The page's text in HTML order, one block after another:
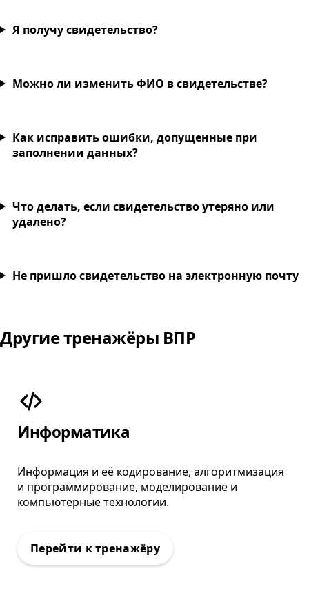
Я получу свидетельство?
Можно ли изменить ФИО в свидетельстве?
Как исправить ошибки, допущенные при
заполнении данных?
Что делать, если свидетельство утеряно или
удалено?
Не пришло свидетельство на электронную почту
Другие тренажёры ВПР
Информатика
Информация и её кодирование, алгоритмизация
и программирование, моделирование и
компьютерные технологии.